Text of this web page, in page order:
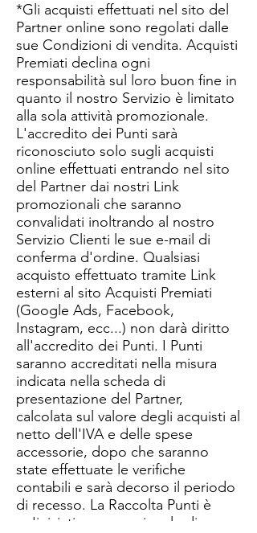
*Gli acquisti effettuati nel sito del
Partner online sono regolati dalle
sue Condizioni di vendita. Acquisti
Premiati declina ogni
responsabilità sul loro buon fine in
quanto il nostro Servizio è limitato
alla sola attività promozionale.
L'accredito dei Punti sarà
riconosciuto solo sugli acquisti
online effettuati entrando nel sito
del Partner dai nostri Link
promozionali che saranno
convalidati inoltrando al nostro
Servizio Clienti le sue e-mail di
conferma d'ordine. Qualsiasi
acquisto effettuato tramite Link
esterni al sito Acquisti Premiati
(Google Ads, Facebook,
Instagram, ecc...) non darà diritto
all'accredito dei Punti. I Punti
saranno accreditati nella misura
indicata nella scheda di
presentazione del Partner,
calcolata sul valore degli acquisti al
netto dell'IVA e delle spese
accessorie, dopo che saranno
state effettuate le verifiche
contabili e sarà decorso il periodo
di recesso. ​La Raccolta Punti è
un'iniziativa promozionale di